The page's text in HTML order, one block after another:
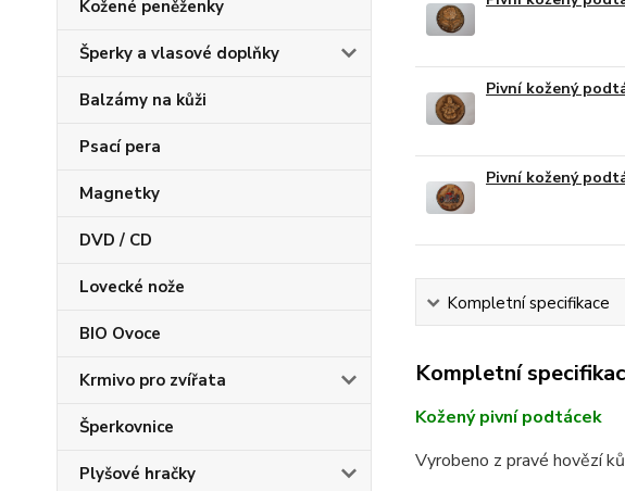
Kožené peněženky
Šperky a vlasové doplňky
Balzámy na kůži
Psací pera
Magnetky
DVD / CD
Lovecké nože
BIO Ovoce
Krmivo pro zvířata
Šperkovnice
Plyšové hračky
Pivní kožený
Pivní kožený
Kompletní specifikace
Kompletní
Kožený pivní podtácek
Vyrobeno z pravé hovězí